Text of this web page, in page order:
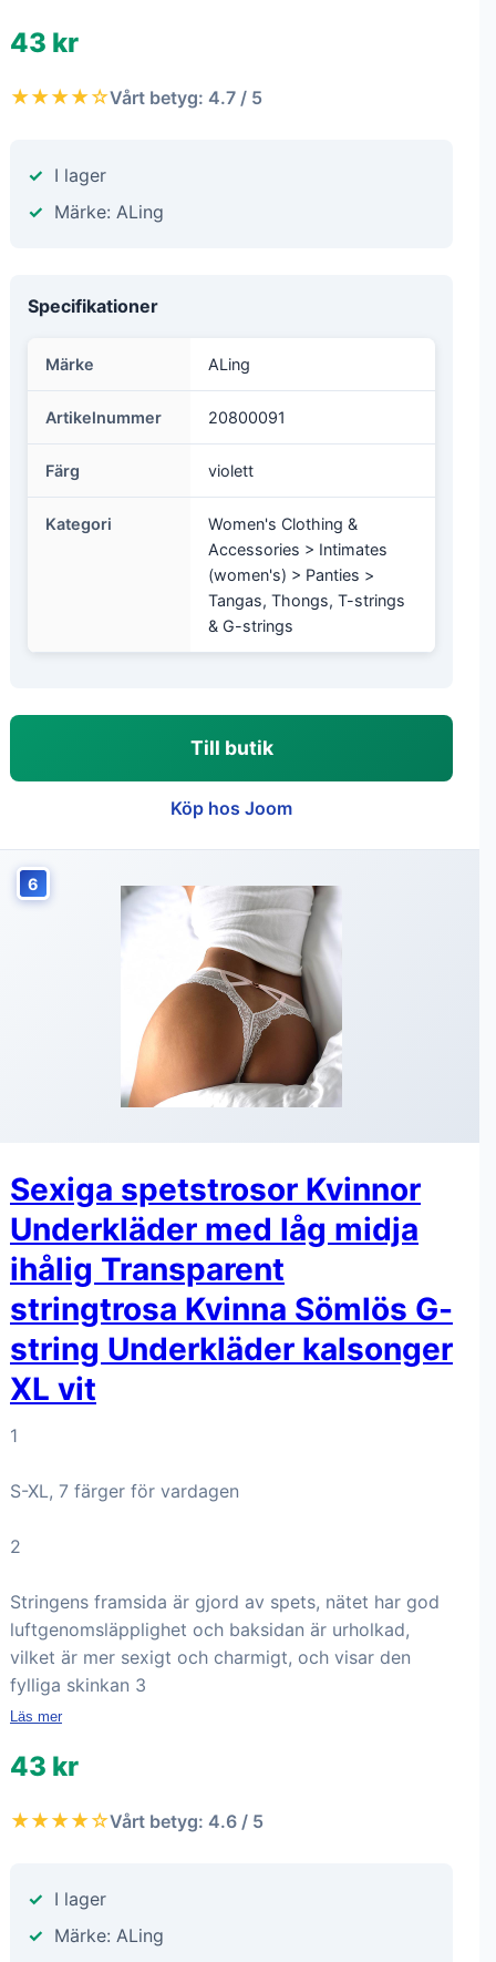
43 kr
★★★★☆Vårt betyg: 4.7 / 5
I lager
Märke: ALing
Specifikationer
Märke ALing
Artikelnummer 20800091
Färg violett
Kategori
Women's Clothing &
Accessories > Intimates
(women's) > Panties >
Tangas, Thongs, T-strings
& G-strings
Till butik
Köp hos Joom
6
Sexiga spetstrosor Kvinnor
Underkläder med låg midja
ihålig Transparent
stringtrosa Kvinna Sömlös G-
string Underkläder kalsonger
XL vit
1
S-XL, 7 färger för vardagen
2
Stringens framsida är gjord av spets, nätet har god
luftgenomsläpplighet och baksidan är urholkad,
vilket är mer sexigt och charmigt, och visar den
fylliga skinkan 3
Läs mer
43 kr
★★★★☆Vårt betyg: 4.6 / 5
I lager
Märke: ALing